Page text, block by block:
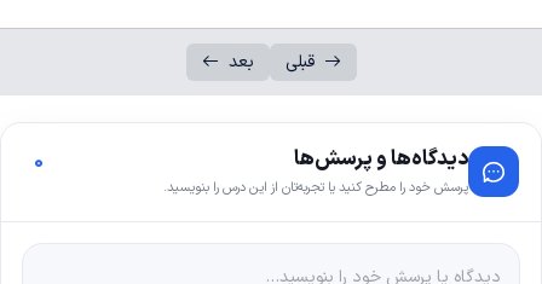
قبلی بعد
دیدگاه‌ها و پرسش‌ها
پرسش خود را مطرح کنید یا تجربه‌تان از این درس را بنویسید.
0